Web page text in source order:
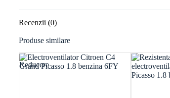
Recenzii (0)
Produse similare
Reducere